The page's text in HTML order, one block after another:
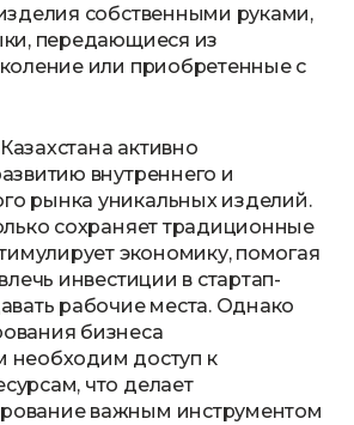
собственными руками,
передающиеся из
или приобретенные с
активно
внутреннего и
рынка уникальных изделий.
сохраняет традиционные
экономику, помогая
инвестиции в стартап-
рабочие места. Однако
бизнеса
необходим доступ к
что делает
важным инструментом